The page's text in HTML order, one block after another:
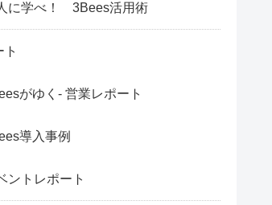
に学べ！ 3Bees活用術
ト
がゆく- 営業レポート
導入事例
ントレポート